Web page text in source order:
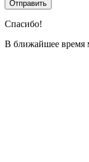
Спасибо!
В ближайшее